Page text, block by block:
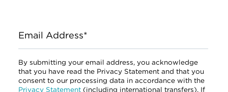
Email Address*
By submitting your email address, you acknowledge
that you have read the Privacy Statement and that you
consent to our processing data in accordance with the
Privacy Statement (including international transfers). If